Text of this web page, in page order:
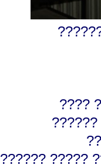
????
?????? ?????